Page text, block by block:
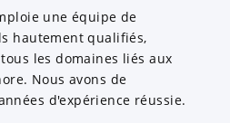
une équipe de
hautement qualifiés,
les domaines liés aux
Nous avons de
d'expérience réussie.